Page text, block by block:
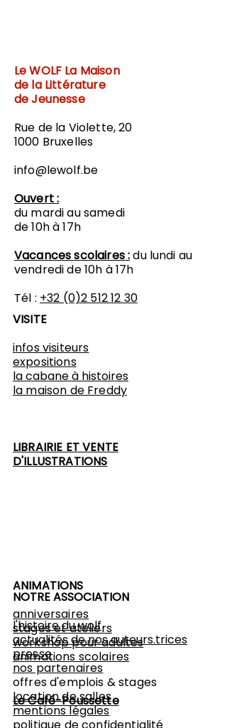
Le WOLF La Maison
de la Littérature
de Jeunesse
Rue de la Violette, 20
1000 Bruxelles
info@lewolf.be
Ouvert :
du mardi au samedi
de 10h à 17h
Vacances scolaires :du lundi au
vendredi de 10h à 17h
Tél : +32 (0)2 512 12 30
VISITE
infos visiteurs
expositions
​la cabane à histoires
la maison de Freddy
LIBRAIRIE ET VENTE
D'ILLUSTRATIONS
ANIMATIONS
anniversaires
stages et ateliers
workshoppour adultes
animations scolaires
Le Café-Poussette
NOTRE ASSOCIATION
l'histoire du wolf
actualités de nos auteurs.trices
presse
nos partenaires
offres d'emplois & stages
location de salles
mentions légales